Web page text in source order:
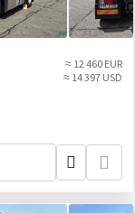
≈ 12 460 EUR
≈ 14 397 USD